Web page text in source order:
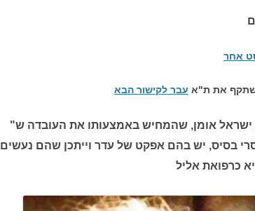
אחר
עבר לקישור הבא
ישראל אומן, שהמחיש באמצעותו את העובדה ש"
בסיס, יש בהם אפקט של עדר וייתכן שהם נעשים
כרפואת אליל